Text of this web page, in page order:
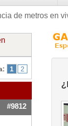
de metros en
1 2
#9812